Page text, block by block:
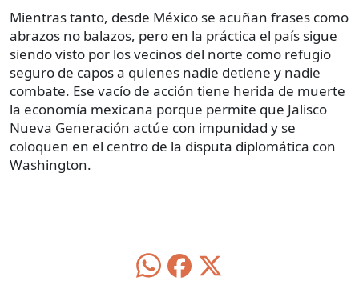
Mientras tanto, desde México se acuñan frases como
abrazos no balazos, pero en la práctica el país sigue
siendo visto por los vecinos del norte como refugio
seguro de capos a quienes nadie detiene y nadie
combate. Ese vacío de acción tiene herida de muerte
la economía mexicana porque permite que Jalisco
Nueva Generación actúe con impunidad y se
coloquen en el centro de la disputa diplomática con
Washington.